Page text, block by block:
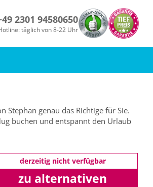
2301 94580650
täglich von 8-22 Uhr
Stephan genau das Richtige für Sie.
buchen und entspannt den Urlaub
derzeitig nicht verfügbar
zu alternativen